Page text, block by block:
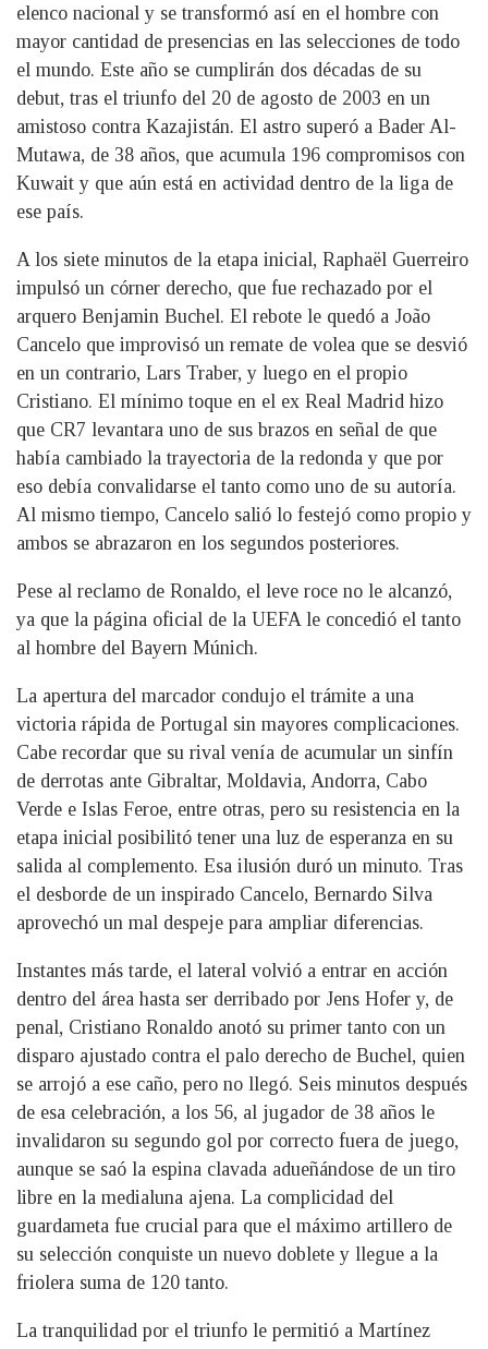
elenco nacional y se transformó así en el hombre con
mayor cantidad de presencias en las selecciones de todo
el mundo. Este año se cumplirán dos décadas de su
debut, tras el triunfo del 20 de agosto de 2003 en un
amistoso contra Kazajistán. El astro superó a Bader Al-
Mutawa, de 38 años, que acumula 196 compromisos con
Kuwait y que aún está en actividad dentro de la liga de
ese país.
A los siete minutos de la etapa inicial, Raphaël Guerreiro
impulsó un córner derecho, que fue rechazado por el
arquero Benjamin Buchel. El rebote le quedó a João
Cancelo que improvisó un remate de volea que se desvió
en un contrario, Lars Traber, y luego en el propio
Cristiano. El mínimo toque en el ex Real Madrid hizo
que CR7 levantara uno de sus brazos en señal de que
había cambiado la trayectoria de la redonda y que por
eso debía convalidarse el tanto como uno de su autoría.
Al mismo tiempo, Cancelo salió lo festejó como propio y
ambos se abrazaron en los segundos posteriores.
Pese al reclamo de Ronaldo, el leve roce no le alcanzó,
ya que la página oficial de la UEFA le concedió el tanto
al hombre del Bayern Múnich.
La apertura del marcador condujo el trámite a una
victoria rápida de Portugal sin mayores complicaciones.
Cabe recordar que su rival venía de acumular un sinfín
de derrotas ante Gibraltar, Moldavia, Andorra, Cabo
Verde e Islas Feroe, entre otras, pero su resistencia en la
etapa inicial posibilitó tener una luz de esperanza en su
salida al complemento. Esa ilusión duró un minuto. Tras
el desborde de un inspirado Cancelo, Bernardo Silva
aprovechó un mal despeje para ampliar diferencias.
Instantes más tarde, el lateral volvió a entrar en acción
dentro del área hasta ser derribado por Jens Hofer y, de
penal, Cristiano Ronaldo anotó su primer tanto con un
disparo ajustado contra el palo derecho de Buchel, quien
se arrojó a ese caño, pero no llegó. Seis minutos después
de esa celebración, a los 56, al jugador de 38 años le
invalidaron su segundo gol por correcto fuera de juego,
aunque se saó la espina clavada adueñándose de un tiro
libre en la medialuna ajena. La complicidad del
guardameta fue crucial para que el máximo artillero de
su selección conquiste un nuevo doblete y llegue a la
friolera suma de 120 tanto.
La tranquilidad por el triunfo le permitió a Martínez